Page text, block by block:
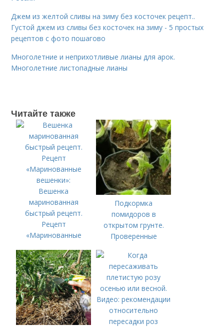
Джем из желтой сливы на зиму без косточек рецепт..
Густой джем из сливы без косточек на зиму - 5 простых
рецептов с фото пошагово
Многолетние и неприхотливые лианы для арок.
Многолетние листопадные лианы
Читайте также
Вешенка
маринованная
быстрый рецепт.
Рецепт
«Маринованные
Подкормка
помидоров в
открытом грунте.
Проверенные
минеральные
удобрения